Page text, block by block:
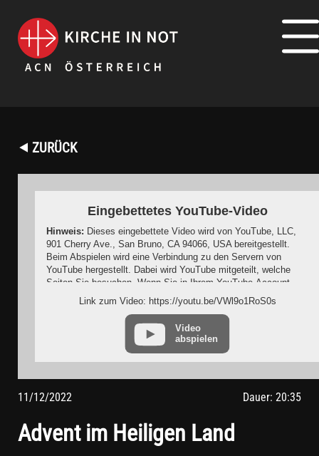
⯇ ZURÜCK
Eingebettetes YouTube-Video
Hinweis: Dieses eingebettete Video wird von YouTube, LLC,
901 Cherry Ave., San Bruno, CA 94066, USA bereitgestellt.
Beim Abspielen wird eine Verbindung zu den Servern von
YouTube hergestellt. Dabei wird YouTube mitgeteilt, welche
Seiten Sie besuchen. Wenn Sie in Ihrem YouTube-Account
eingeloggt sind, kann YouTube Ihr Surfverhalten Ihnen
persönlich zuzuordnen. Dies verhindern Sie, indem Sie sich
vorher aus Ihrem YouTube-Account ausloggen.
Wird ein YouTube-Video gestartet, setzt der Anbieter Cookies
ein, die Hinweise über das Nutzerverhalten sammeln.
Wer das Speichern von Cookies für das Google-Ads-Programm
deaktiviert hat, wird auch beim Anschauen von YouTube-
Videos mit keinen solchen Cookies rechnen müssen. YouTube
Nutzungsinformationen ab. Möchten Sie dies verhindern, so
müssen Sie das Speichern von Cookies im Browser blockieren.
Link zum Video: https://youtu.be/VWl9o1RoS0s
Video
abspielen
11/12/2022 Dauer: 20:35
Advent im Heiligen Land